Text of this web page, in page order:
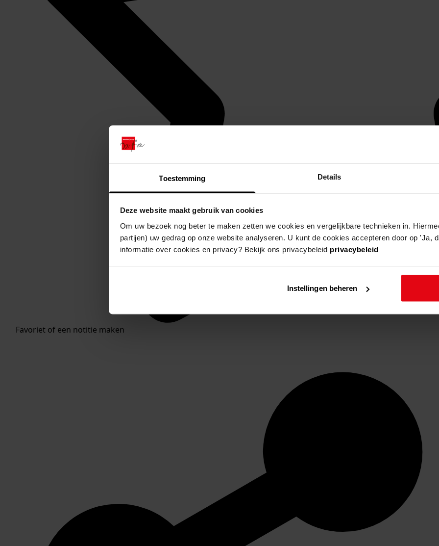
Toestemming Details
Deze website maakt gebruik van cookies
Om uw bezoek nog beter te maken zetten we cookies en vergelijkbare technieken in.
partijen) uw gedrag op onze website analyseren. U kunt de cookies accepteren door op 'Ja,
informatie over cookies en privacy? Bekijk ons privacybeleid privacybeleid
Instellingen beheren
Favoriet of een notitie maken